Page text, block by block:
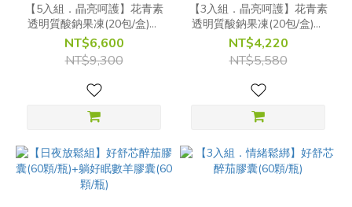
【5入組．晶亮呵護】花青素
透明質酸鈉果凍(20包/盒)效
期至2028.06⭐瑞丘專屬
NT$6,600
NT$9,300
【3入組．晶亮呵護】花青素
透明質酸鈉果凍(20包/盒)效
期至2028.06⭐瑞丘專屬
NT$4,220
NT$5,580